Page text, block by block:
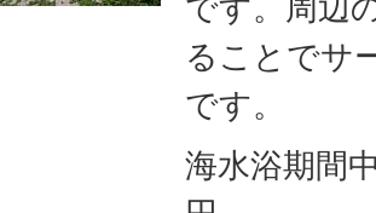
です。周辺
ることでサ
です。
海水浴期間